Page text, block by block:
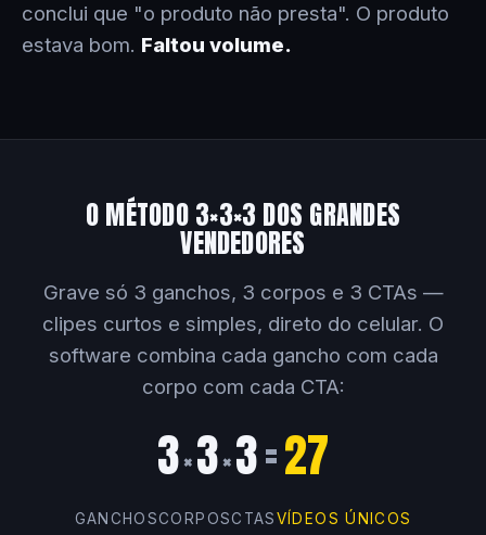
conclui que "o produto não presta". O produto
estava bom. Faltou volume.
O MÉTODO 3×3×3 DOS GRANDES
VENDEDORES
Grave só 3 ganchos, 3 corpos e 3 CTAs —
clipes curtos e simples, direto do celular. O
software combina cada gancho com cada
corpo com cada CTA:
3×3×3=27
GANCHOSCORPOSCTASVÍDEOS ÚNICOS